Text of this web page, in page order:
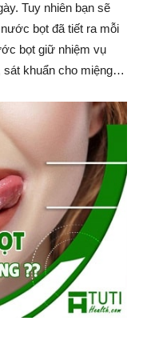
Tuy nhiên bạn sẽ
bọt đã tiết ra mỗi
bọt giữ nhiệm vụ
sát khuẩn cho miệng…